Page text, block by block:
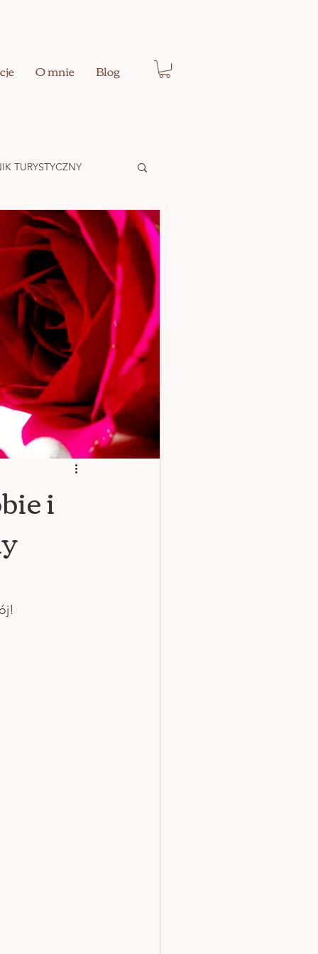
O mnie Blog
TURYSTYCZNY
EGO
i